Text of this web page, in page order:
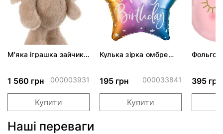
М'яка іграшка зайчик
1 560 грн 000003931
Купити
Кулька зірка омбре
195 грн 000033841
Купити
395 грн
Наші переваги